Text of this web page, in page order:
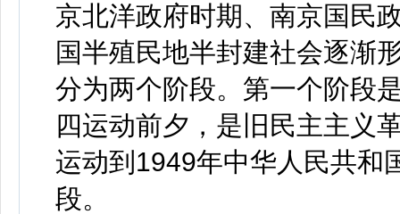
京北洋政府时期、南京国民
国半殖民地半封建社会逐渐
分为两个阶段。第一个阶段
四运动前夕，是旧民主主义
运动到1949年中华人民共和
段。